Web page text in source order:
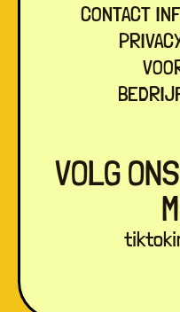
CONTACT
VOLG
tiktok